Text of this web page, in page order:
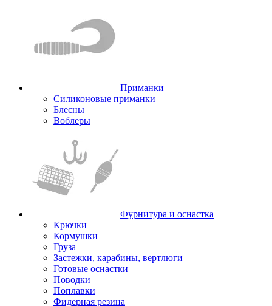
Приманки
Силиконовые приманки
Блесны
Воблеры
Фурнитура и оснастка
Крючки
Кормушки
Груза
Застежки, карабины, вертлюги
Готовые оснастки
Поводки
Поплавки
Фидерная резина